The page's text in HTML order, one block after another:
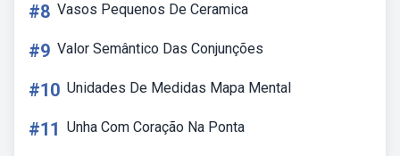
#8 Vasos Pequenos De Ceramica
#9 Valor Semântico Das Conjunções
#10 Unidades De Medidas Mapa Mental
#11 Unha Com Coração Na Ponta